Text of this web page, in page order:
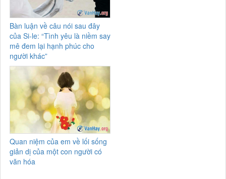
Bàn luận về câu nói sau đây
của Si-le: “Tình yêu là niềm say
mê đem lại hạnh phúc cho
người khác”
Quan niệm của em về lối sống
giản dị của một con người có
văn hóa